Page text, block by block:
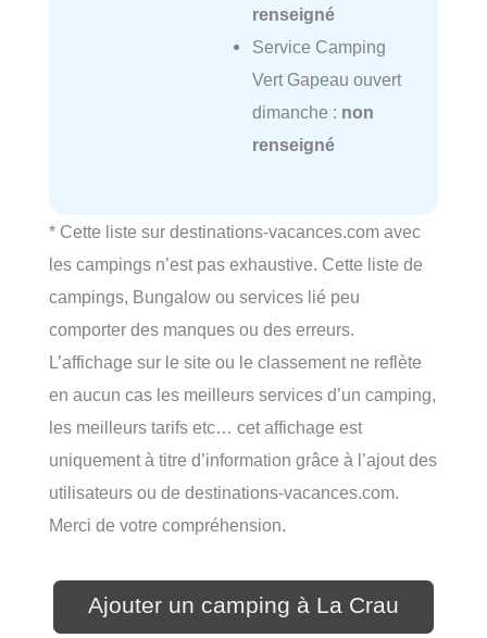
renseigné
Service Camping
Vert Gapeau ouvert
dimanche : non
renseigné
* Cette liste sur destinations-vacances.com avec
les campings n’est pas exhaustive. Cette liste de
campings, Bungalow ou services lié peu
comporter des manques ou des erreurs.
L’affichage sur le site ou le classement ne reflète
en aucun cas les meilleurs services d’un camping,
les meilleurs tarifs etc… cet affichage est
uniquement à titre d’information grâce à l’ajout des
utilisateurs ou de destinations-vacances.com.
Merci de votre compréhension.
Ajouter un camping à La Crau